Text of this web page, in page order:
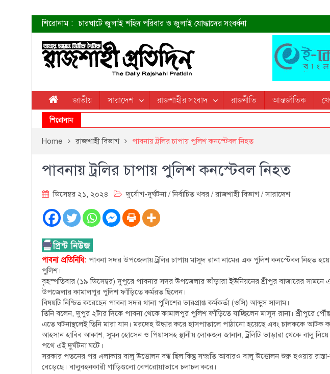
শিরোনাম : চারঘাটে জুলাই শহিদ পরিবার ও জুলাই যোদ্ধাদের সংবর্ধনা
শহীদদের প্রত্যাশা এখনো পূরণ হয়নি: ডা. শফিকুর রহমান
ত্বক ভালো রাখতে যে ৫ কাজ করবেন
জুলাই স্মৃতি জাদুঘরের দুয়ার খুলেছে উদ্বোধন করলেন প্রধানমন্ত্রী
শাহরুখের নতুন সিনেমার লুক
কোয়ার্টার ফাইনালে নেইমারের দুর্দান্ত অ্যাসিস্টে সান্তোস
ডেনিস লিয়ামিন রাশিয়ার ড্রোন বাহিনীর প্রধান হলেন
জুলাই শহিদদের আত্মত্যাগ জাতি চিরকাল শ্রদ্ধার সাথে স্মরণ করবে: ভূমিমন্ত্রী
জাতীয় সারাদেশ রাজশাহীর সংবাদ রাজনীতি আন্তর্জাতিক
শিরোনাম
Home রাজশাহী বিভাগ পাবনায় ট্রলির চাপায় পুলিশ কনস্টেবল নিহত
পাবনায় ট্রলির চাপায় পুলিশ কনস্টেবল নিহত
ডিসেম্বর ২১, ২০২৪ দুর্যোগ-দুর্ঘটনা/নির্বাচিত খবর /রাজশাহী বিভাগ/সারাদেশ
পাবনা প্রতিনিধি: পাবনা সদর উপজেলায় ট্রলির চাপায় মাসুদ রানা নামের এক পুলিশ কনস্টেবল নিহত
পুলিশ।
বৃহস্পতিবার (১৯ ডিসেম্বর) দুপুরে পাবনার সদর উপজেলার ভাঁড়ারা ইউনিয়নের শ্রীপুর বাজারের সামনে
উপজেলার কামালপুর পুলিশ ফাঁড়িতে কর্মরত ছিলেন।
বিষয়টি নিশ্চিত করেছেন পাবনা সদর থানা পুলিশের ভারপ্রাপ্ত কর্মকর্তা (ওসি) আব্দুস সালাম।
তিনি বলেন, দুপুর ২টার দিকে পাবনা থেকে কামালপুর পুলিশ ফাঁড়িতে যাচ্ছিলেন মাসুদ রানা। শ্রীপুরে
এতে ঘটনাস্থলেই তিনি মারা যান। মরদেহ উদ্ধার করে হাসপাতালে পাঠানো হয়েছে এবং চালককে আটক
আহসান হাবিব আকাশ, সুমন হোসেন ও পিয়াসসহ স্থানীয় লোকজন জানান, ট্রলিটি ভাড়ারা থেকে বালু
পথে এই দুর্ঘটনা ঘটে।
সরকার পতনের পর এলাকায় বালু উত্তোলন বন্ধ ছিল কিন্তু সম্প্রতি আবারও বালু উত্তোলন শুরু হওয়ায়
বেড়েছে। বালুবহনকারী গাড়িগুলো বেপরোয়াভাবে চলাচল করে।